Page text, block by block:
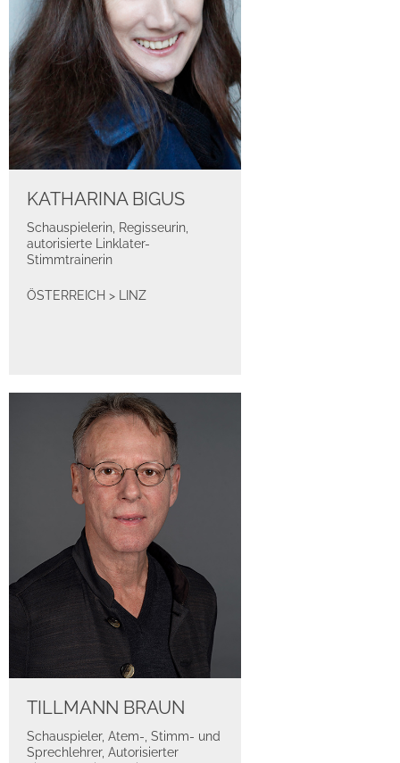
KATHARINA BIGUS
Schauspielerin, Regisseurin,
autorisierte Linklater-
Stimmtrainerin
ÖSTERREICH > LINZ
TILLMANN BRAUN
Schauspieler, Atem-, Stimm- und
Sprechlehrer, Autorisierter